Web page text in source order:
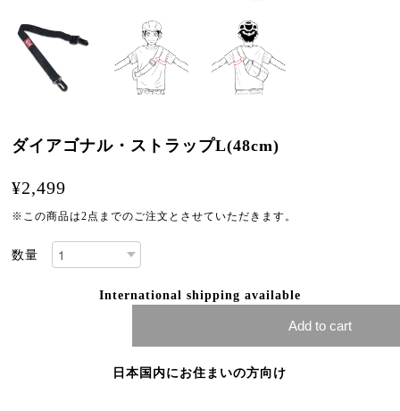
ダイアゴナル・ストラップL(48cm)
¥2,499
※この商品は2点までのご注文とさせていただきます。
数量
International shipping available
Add to cart
日本国内にお住まいの方向け